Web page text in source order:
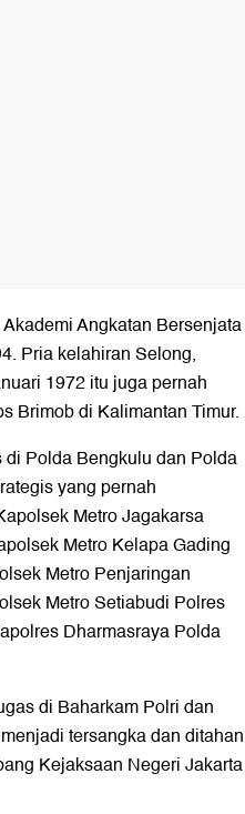
Angkatan Bersenjata
Pria kelahiran Selong,
1972 itu juga pernah
Brimob di Kalimantan Timur.
Polda Bengkulu dan Polda
yang pernah
Metro Jagakarsa
Metro Kelapa Gading
Metro Penjaringan
Metro Setiabudi Polres
Dharmasraya Polda
di Baharkam Polri dan
tersangka dan ditahan
Kejaksaan Negeri Jakarta